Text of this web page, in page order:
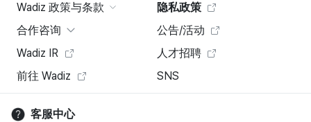
Wadiz 政策与条款
隐私政策
合作咨询
公告/活动
Wadiz IR
人才招聘
前往 Wadiz
SNS
客服中心